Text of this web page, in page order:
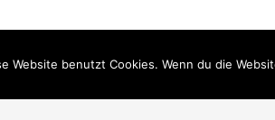
Website benutzt Cookies. Wenn du die